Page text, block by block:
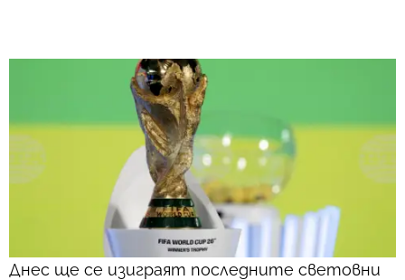
Днес ще се изиграят последните световни